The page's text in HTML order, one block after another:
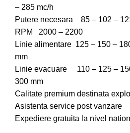
– 285 mc/h
Putere necesara 85 – 102 –
RPM 2000 – 2200
Linie alimentare 125 – 150 –
mm
Linie evacuare 110 – 125 –
300 mm
Calitate premium destinata
Asistenta service post vanzare
Expediere gratuita la nivel